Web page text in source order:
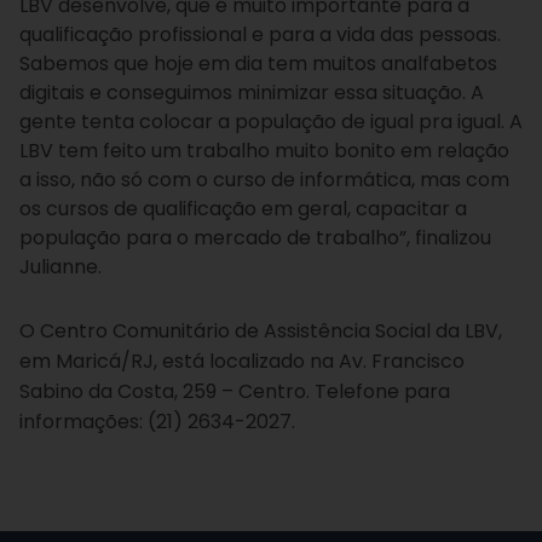
qualificação profissional e para a vida das pessoas.
Sabemos que hoje em dia tem muitos analfabetos
digitais e conseguimos minimizar essa situação. A
gente tenta colocar a população de igual pra igual. A
LBV tem feito um trabalho muito bonito em relação
a isso, não só com o curso de informática, mas com
os cursos de qualificação em geral, capacitar a
população para o mercado de trabalho”, finalizou
Julianne.
O Centro Comunitário de Assistência Social da LBV,
em Maricá/RJ, está localizado na Av. Francisco
Sabino da Costa, 259 – Centro. Telefone para
informações: (21) 2634-2027.